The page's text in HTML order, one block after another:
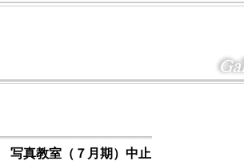
写真教室（７月期）中止